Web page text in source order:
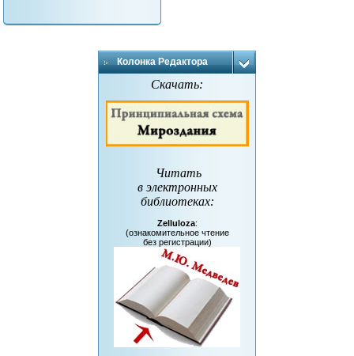
Колонка Редактора
Скачать:
Читать
в электронных
библиотеках:
Zelluloza:
(ознакомительное чтение
без регистрации)